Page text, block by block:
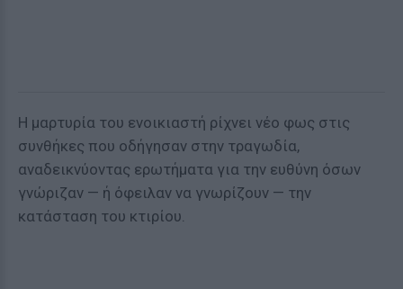
Η μαρτυρία του ενοικιαστή ρίχνει νέο φως στις
συνθήκες που οδήγησαν στην τραγωδία,
αναδεικνύοντας ερωτήματα για την ευθύνη όσων
γνώριζαν — ή όφειλαν να γνωρίζουν — την
κατάσταση του κτιρίου.